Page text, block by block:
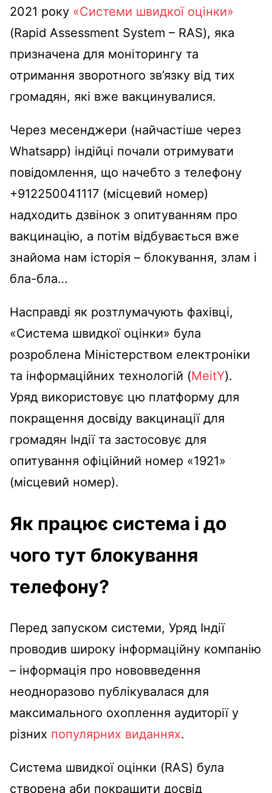
2021 року «Системи швидкої оцінки»
(Rapid Assessment System – RAS), яка
призначена для моніторингу та
отримання зворотного зв’язку від тих
громадян, які вже вакцинувалися.
Через месенджери (найчастіше через
Whatsapp) індійці почали отримувати
повідомлення, що начебто з телефону
+912250041117 (місцевий номер)
надходить дзвінок з опитуванням про
вакцинацію, а потім відбувається вже
знайома нам історія – блокування, злам і
бла-бла…
Насправді як розтлумачують фахівці,
«Система швидкої оцінки» була
розроблена Міністерством електроніки
та інформаційних технологій (MeitY).
Уряд використовує цю платформу для
покращення досвіду вакцинації для
громадян Індії та застосовує для
опитування офіційний номер «1921»
(місцевий номер).
Як працює система і до
чого тут блокування
телефону?
Перед запуском системи, Уряд Індії
проводив широку інформаційну компанію
– інформація про нововведення
неодноразово публікувалася для
максимального охоплення аудиторії у
різних популярних виданнях.
Система швидкої оцінки (RAS) була
створена аби покращити досвід